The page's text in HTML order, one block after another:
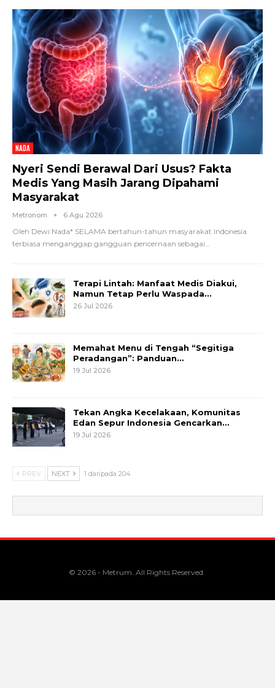
NADA
Nyeri Sendi Berawal Dari Usus? Fakta
Medis Yang Masih Jarang Dipahami
Masyarakat
Metronom 6 Agu 2026
Oleh Dewi Nada* SELAMA bertahun-tahun masyarakat Indonesia
terbiasa menganggap gangguan pencernaan sebagai…
Terapi Lintah: Manfaat Medis Diakui,
Namun Tetap Perlu Waspada…
26 Jul 2026
Memahat Menu di Tengah “Segitiga
Peradangan”: Panduan…
19 Jul 2026
Tekan Angka Kecelakaan, Komunitas
Edan Sepur Indonesia Gencarkan…
19 Jul 2026
PREV NEXT 1 daripada 204
© 2026 - Metrum. All Rights Reserved.